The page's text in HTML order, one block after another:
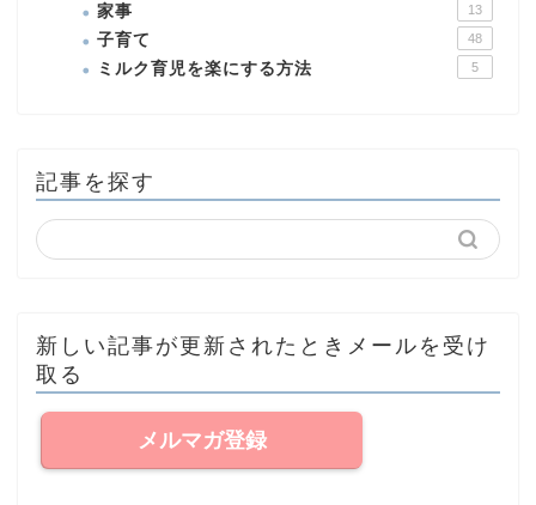
家事 13
子育て 48
ミルク育児を楽にする方法 5
記事を探す
新しい記事が更新されたときメールを受け
取る
メルマガ登録